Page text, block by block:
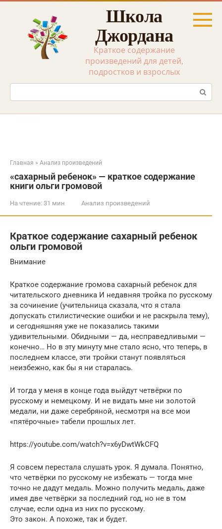
Перейти
Школа
Джордана
Краткое содержание
произведений для детей,
подростков и взрослых
Поиск:
Главная » Анализ произведений
«сахарный ребенок» — краткое содержание
книги ольги громовой
На чтение: 31 мин Анализ произведений
Краткое содержание сахарный ребенок
ольги громовой
Внимание
Краткое содержание громова сахарный ребенок для
читательского дневника И недавняя тройка по русскому
за сочинение (учительница сказала, что я стала
допускать стилистические ошибки и не раскрыла тему),
и сегодняшняя уже не показались такими
удивительными. Обидными — да, несправедливыми —
конечно… Но в эту минуту мне стало ясно, что теперь, в
последнем классе, эти тройки станут появляться
неизбежно, как бы я ни старалась.
И тогда у меня в конце года выйдут четвёрки по
русскому и немецкому. И не видать мне ни золотой
медали, ни даже серебряной, несмотря на все мои
«пятёрочные» табели прошлых лет.
https://youtube.com/watch?v=x6yDwtWkCFQ
Я совсем перестала слушать урок. Я думала. Понятно,
что четвёрки по русскому не избежать — тогда мне
точно не дадут медаль. Можно получить медаль, даже
имея две четвёрки за последний год, но не в том
случае, если одна из них по русскому.
Это закон. А похоже, так и будет.